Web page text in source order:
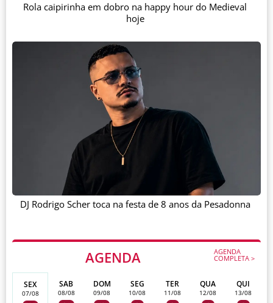
AGENDA AGENDA
COMPLETA >
SEX
07/08
SAB
08/08
DOM
09/08
SEG
10/08
TER
11/08
QUA
12/08
QUI
13/08
Rola caipirinha em dobro na happy hour do Medieval
hoje
DJ Rodrigo Scher toca na festa de 8 anos da Pesadonna